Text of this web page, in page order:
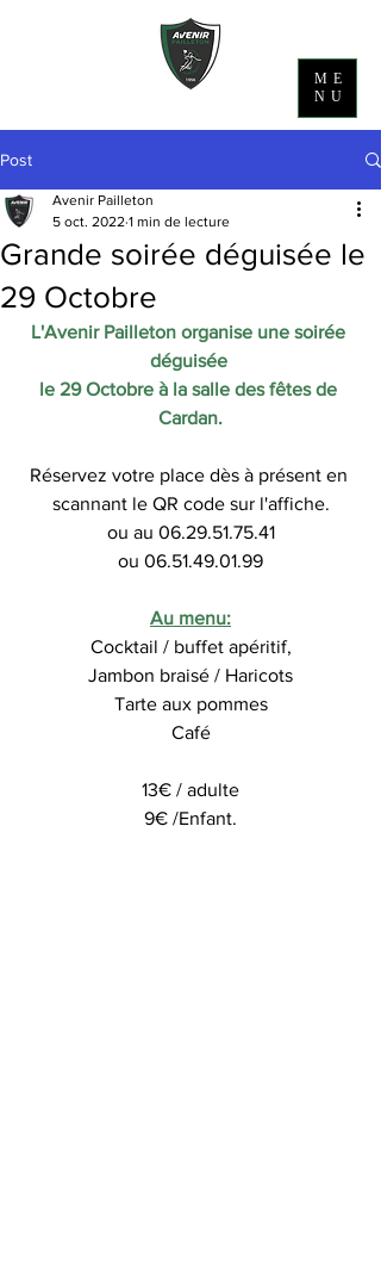
ME
NU
Post
Grande soirée déguisée le
29 Octobre
Avenir Pailleton
5 oct. 2022 1 min de lecture
L'Avenir Pailleton organise une soirée
déguisée
le 29 Octobre à la salle des fêtes de
Cardan.
Réservez votre place dès à présent en
scannant le QR code sur l'affiche.
ou au 06.29.51.75.41
ou 06.51.49.01.99
Au menu:
Cocktail / buffet apéritif,
Jambon braisé / Haricots
Tarte aux pommes
Café
13€ / adulte
9€ /Enfant.